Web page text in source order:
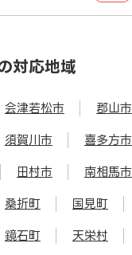
対応地域
会津若松市 郡山市
須賀川市 喜多方市
田村市 南相馬市
桑折町 国見町
鏡石町 天栄村